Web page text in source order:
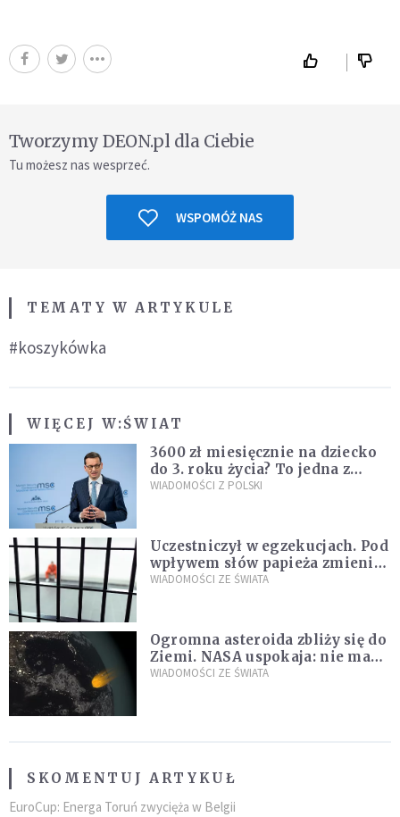
Tworzymy DEON.pl dla Ciebie
Tu możesz nas wesprzeć.
WSPOMÓŻ NAS
TEMATY W ARTYKULE
#koszykówka
WIĘCEJ W:ŚWIAT
3600 zł miesięcznie na dziecko
do 3. roku życia? To jedna z
propozycji programu "Rozwój
WIADOMOŚCI Z POLSKI
Uczestniczył w egzekucjach. Pod
wpływem słów papieża zmienił
zdanie
WIADOMOŚCI ZE ŚWIATA
Ogromna asteroida zbliży się do
Ziemi. NASA uspokaja: nie ma
zagrożenia
WIADOMOŚCI ZE ŚWIATA
SKOMENTUJ ARTYKUŁ
EuroCup: Energa Toruń zwycięża w Belgii